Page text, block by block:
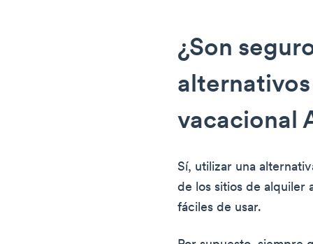
¿Son
vacacional
Sí, utilizar una
de los sitios de alquiler
fáciles de usar.